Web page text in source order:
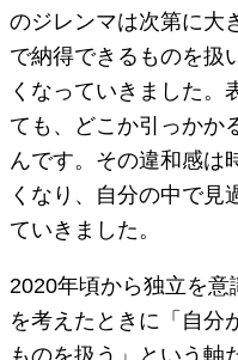
のジレンマは次第に大
で納得できるものを扱
くなっていきました。
ても、どこか引っかか
んです。その違和感は
くなり、自分の中で見
ていきました。
2020年頃から独立を
を考えたときに「自分
ものを扱う」という軸